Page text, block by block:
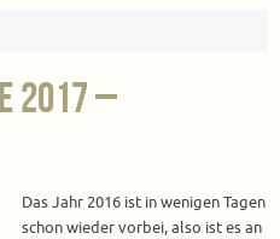
2017 –
Das Jahr 2016 ist in wenigen Tagen
schon wieder vorbei, also ist es an